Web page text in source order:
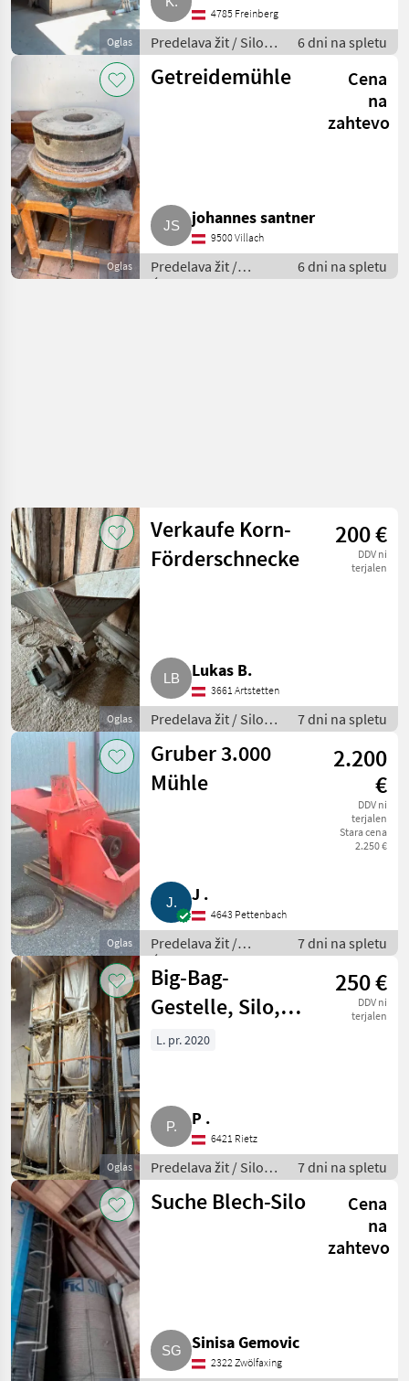
Oglas
4785 Freinberg
Predelava žit / Silos
za žita
6 dni na spletu
Oglas
Getreidemühle
Cena
na
zahtevo
johannes santner
9500 Villach
Predelava žit /
Ćistilec žit
6 dni na spletu
Oglas
Verkaufe Korn-
Förderschnecke
200 €
DDV ni
terjalen
Lukas B.
3661 Artstetten
Predelava žit / Silos
za žita
7 dni na spletu
Oglas
Gruber 3.000
Mühle
2.200
€
DDV ni
terjalen
Stara cena
2.250 €
J .
4643 Pettenbach
Predelava žit /
Ćistilec žit
7 dni na spletu
Oglas
Big-Bag-
Gestelle, Silo,
Big-Bag-
250 €
DDV ni
terjalen
L. pr. 2020
P .
6421 Rietz
Predelava žit / Silos
za žita
7 dni na spletu
Suche Blech-Silo
Cena
na
zahtevo
Sinisa Gemovic
2322 Zwölfaxing